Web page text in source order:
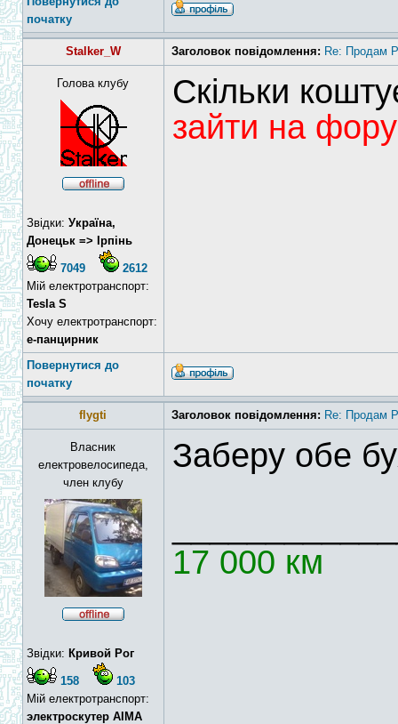
початку
Stalker_W Заголовок повідомлення: Re: Продам
Голова клубу
Звідки: Україна,
Донецьк => Ірпінь
7049
2612
Мій електротранспорт:
Tesla S
Хочу електротранспорт:
е-панцирник
Скільки
зайти на
Повернутися до
початку
flygti Заголовок повідомлення: Re: Продам
Власник
електровелосипеда,
член клубу
Звідки: Кривой Рог
158
103
Мій електротранспорт:
электроскутер AIMA
Заберу обе
17 000 км